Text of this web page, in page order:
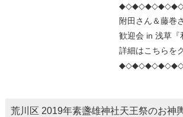
附田さん＆藤巻
歓迎会 in 浅草『
詳細はこちらを
荒川区 2019年素盞雄神社天王祭のお神